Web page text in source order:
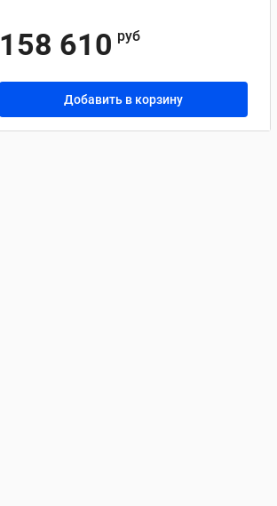
158 610 руб
Добавить в корзину